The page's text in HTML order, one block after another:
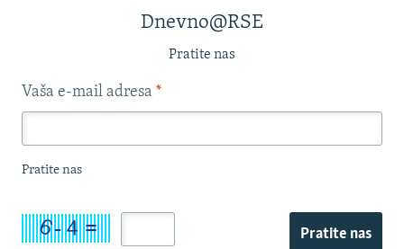
Dnevno@RSE
Pratite nas
Vaša e-mail adresa *
Pratite nas
Pratite nas